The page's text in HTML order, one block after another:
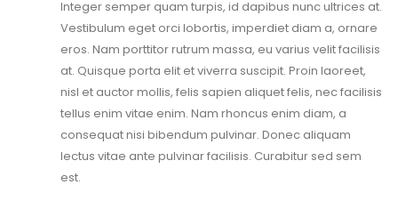
Integer semper quam turpis, id dapibus nunc ultrices at.
Vestibulum eget orci lobortis, imperdiet diam a, ornare
eros. Nam porttitor rutrum massa, eu varius velit facilisis
at. Quisque porta elit et viverra suscipit. Proin laoreet,
nisl et auctor mollis, felis sapien aliquet felis, nec facilisis
tellus enim vitae enim. Nam rhoncus enim diam, a
consequat nisi bibendum pulvinar. Donec aliquam
lectus vitae ante pulvinar facilisis. Curabitur sed sem
est.